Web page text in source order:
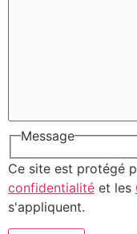
Message
Ce site est protégé
confidentialité et les
s'appliquent.